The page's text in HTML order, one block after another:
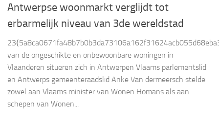
Antwerpse woonmarkt verglijdt tot
erbarmelijk niveau van 3de wereldstad
van de ongeschikte en onbewoonbare woningen in
Vlaanderen situeren zich in Antwerpen Vlaams parlementslid
en Antwerps gemeenteraadslid Anke Van dermeersch stelde
zowel aan Vlaams minister van Wonen Homans als aan
schepen van Wonen...